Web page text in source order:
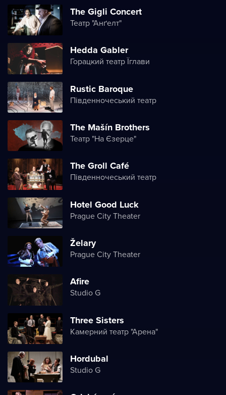
The Gigli Concert
Театр "Анґелт"
Hedda Gabler
Горацкий театр Їглави
Rustic Baroque
Південночеський театр
The Mašín Brothers
Театр "На Єзерце"
The Groll Café
Південночеський театр
Hotel Good Luck
Prague City Theater
Želary
Prague City Theater
Afire
Studio G
Three Sisters
Камерний театр "Арена"
Hordubal
Studio G